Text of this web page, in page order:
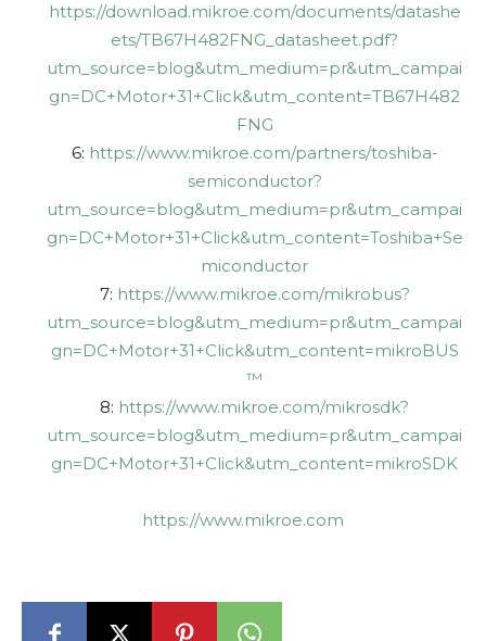
https://download.mikroe.com/documents/datashe
ets/TB67H482FNG_datasheet.pdf?
utm_source=blog&utm_medium=pr&utm_campai
gn=DC+Motor+31+Click&utm_content=TB67H482
FNG
6: https://www.mikroe.com/partners/toshiba-
semiconductor?
utm_source=blog&utm_medium=pr&utm_campai
gn=DC+Motor+31+Click&utm_content=Toshiba+Se
miconductor
7: https://www.mikroe.com/mikrobus?
utm_source=blog&utm_medium=pr&utm_campai
gn=DC+Motor+31+Click&utm_content=mikroBUS
™
8: https://www.mikroe.com/mikrosdk?
utm_source=blog&utm_medium=pr&utm_campai
gn=DC+Motor+31+Click&utm_content=mikroSDK
https://www.mikroe.com